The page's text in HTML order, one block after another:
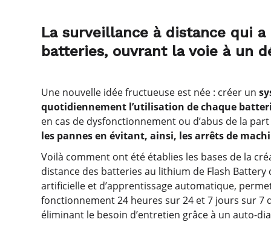
La surveillance à distance qui
batteries, ouvrant la voie à un
Une nouvelle idée fructueuse est née : créer un
quotidiennement l’utilisation de chaque
en cas de dysfonctionnement ou d’abus de la
les pannes en évitant, ainsi, les arrêts de
Voilà comment ont été établies les bases de la
distance des batteries au lithium de Flash
artificielle et d’apprentissage automatique,
fonctionnement 24 heures sur 24 et 7 jours sur 7
éliminant le besoin d’entretien grâce à un auto-